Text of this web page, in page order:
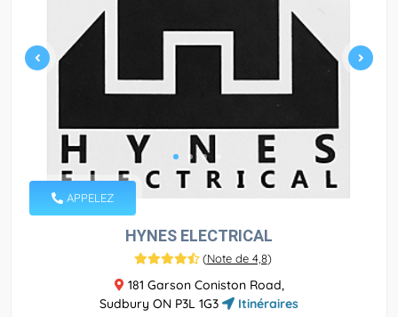
APPELEZ
HYNES ELECTRICAL
(Note de 4,8)
181 Garson Coniston Road,
Sudbury ON P3L 1G3
Itinéraires